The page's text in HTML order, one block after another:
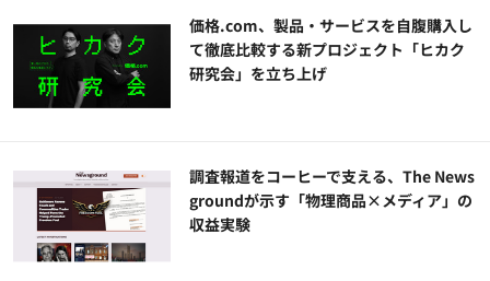
価格.com、製品・サービスを自腹購入し
て徹底比較する新プロジェクト「ヒカク
研究会」を立ち上げ
調査報道をコーヒーで支える、The News
groundが示す「物理商品×メディア」の
収益実験